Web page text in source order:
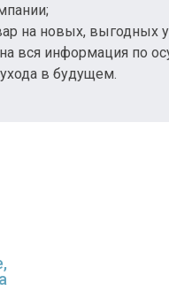
на новых, выгодных
вся информация по
в будущем.